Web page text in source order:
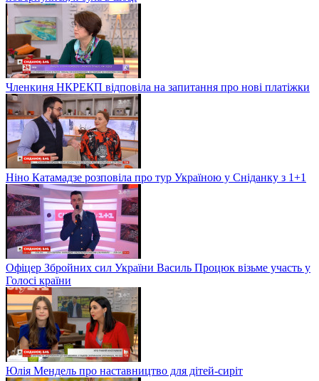
Членкиня НКРЕКП відповіла на запитання про нові платіжки
Ніно Катамадзе розповіла про тур Україною у Сніданку з 1+1
Офіцер Збройних сил України Василь Процюк візьме участь у
Голосі країни
Юлія Мендель про наставництво для дітей-сиріт